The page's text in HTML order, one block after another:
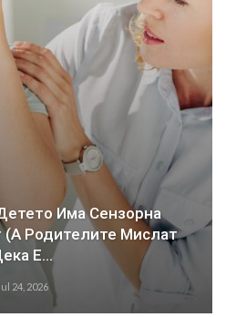
Има Сензорна
(а Родителите Мислат
Е…
24, 2026